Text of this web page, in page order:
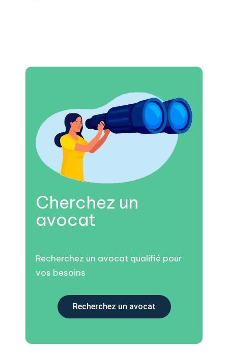
Cherchez un
avocat
Recherchez un avocat qualifié pour
vos besoins
Recherchez un avocat